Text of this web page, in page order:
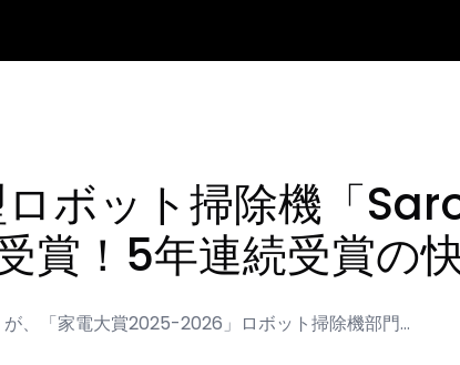
ボット掃除機「
賞！5年連続受賞の
、「家電大賞2025-2026」ロボット掃除機部門…